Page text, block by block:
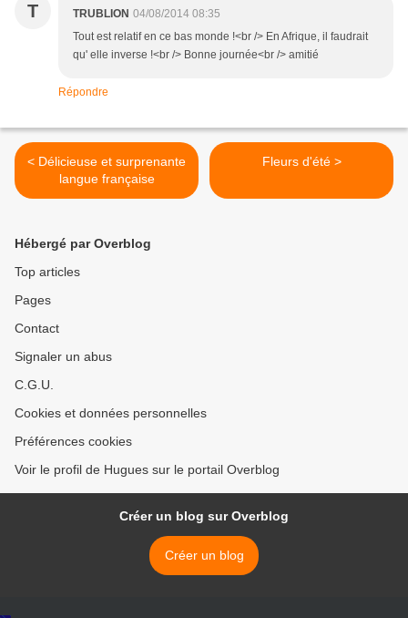
T TRUBLION 04/08/2014 08:35
Tout est relatif en ce bas monde !<br /> En Afrique, il faudrait
qu' elle inverse !<br /> Bonne journée<br /> amitié
Répondre
< Délicieuse et surprenante
langue française
Fleurs d'été >
Hébergé par Overblog
Top articles
Pages
Contact
Signaler un abus
C.G.U.
Cookies et données personnelles
Préférences cookies
Voir le profil de Hugues sur le portail Overblog
Créer un blog sur Overblog
Créer un blog